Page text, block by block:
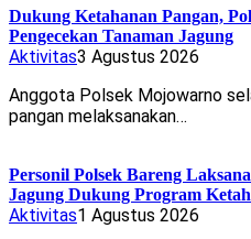
Dukung Ketahanan Pangan,
Pengecekan Tanaman Jagung
Aktivitas3 Agustus 2026
Anggota Polsek Mojowarno
pangan melaksanakan…
Personil Polsek Bareng
Jagung Dukung Program
Aktivitas1 Agustus 2026